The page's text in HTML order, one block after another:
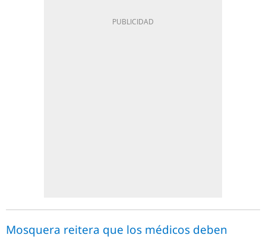
Mosquera reitera que los médicos deben